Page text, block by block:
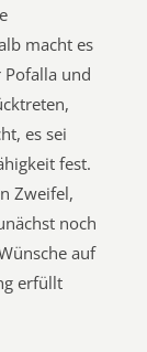
macht es
und
es sei
fest.
Zweifel,
noch
auf
erfüllt